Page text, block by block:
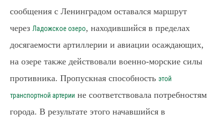
сообщения с Ленинградом оставался маршрут
через Ладожское озеро, находившийся в пределах
досягаемости артиллерии и авиации осаждающих,
на озере также действовали военно-морские силы
противника. Пропускная способность этой
транспортной артерии не соответствовала потребностям
города. В результате этого начавшийся в